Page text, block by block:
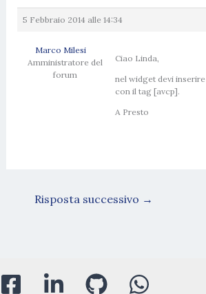
5 Febbraio 2014 alle 14:34
Marco Milesi
Amministratore del
forum
Ciao Linda,
nel widget devi
con il tag [avcp].
A Presto
Risposta successivo →